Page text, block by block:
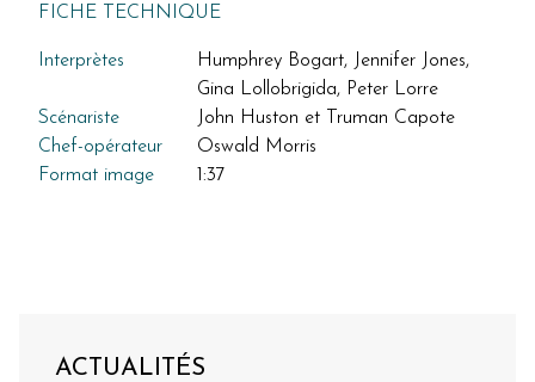
FICHE TECHNIQUE
Interprètes
Humphrey Bogart, Jennifer Jones,
Gina Lollobrigida, Peter Lorre
Scénariste
John Huston et Truman Capote
Chef-opérateur
Oswald Morris
Format image
1:37
ACTUALITÉS